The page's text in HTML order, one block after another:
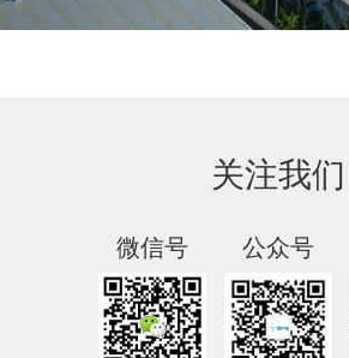
关注我们
微信号 公众号